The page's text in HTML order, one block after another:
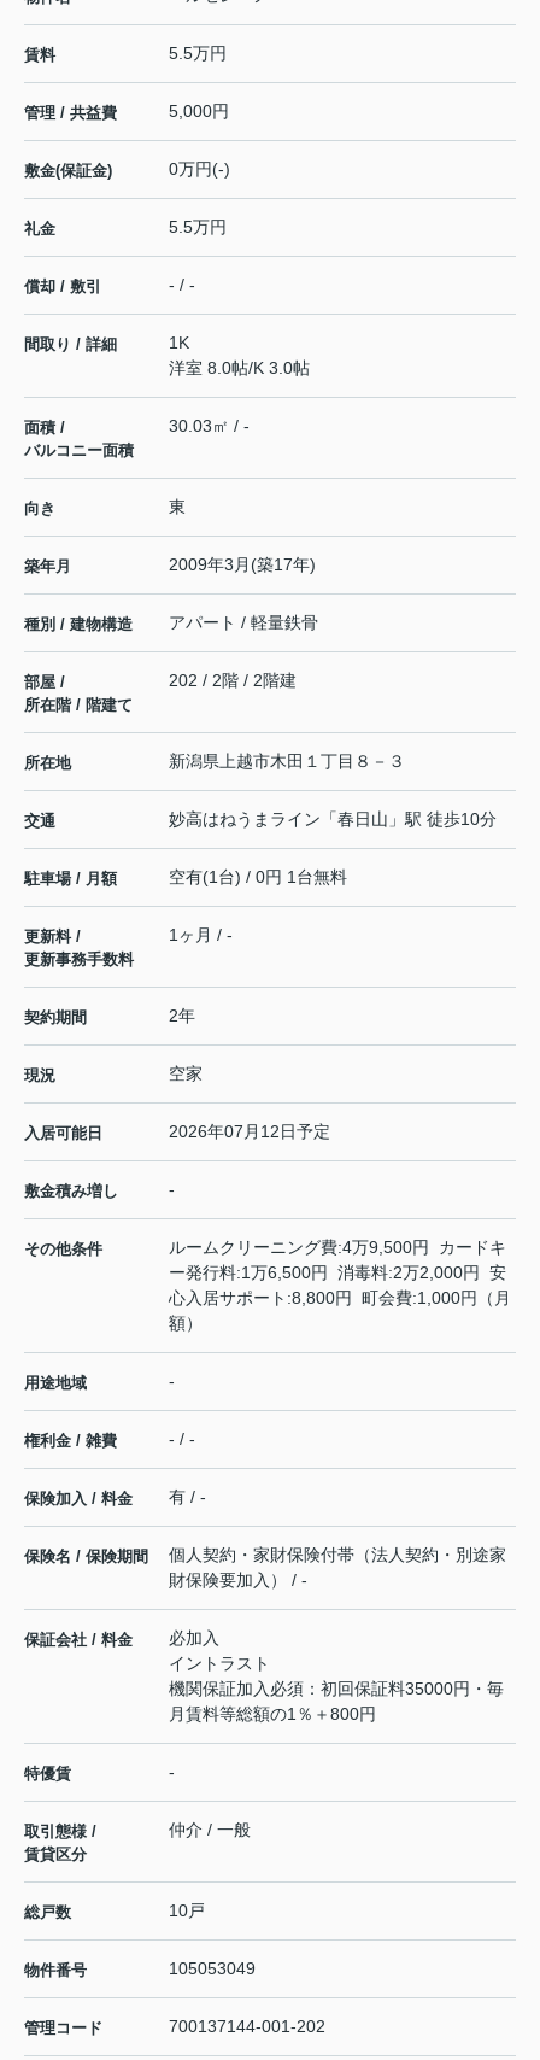
賃料 5.5万円
管理 / 共益費 5,000円
敷金(保証金) 0万円(-)
礼金 5.5万円
償却 / 敷引 - / -
間取り / 詳細
1K
洋室 8.0帖/K 3.0帖
面積 /
バルコニー面積
30.03㎡ / -
向き 東
築年月 2009年3月(築17年)
種別 / 建物構造 アパート / 軽量鉄骨
部屋 /
所在階 / 階建て
202 / 2階 / 2階建
所在地 新潟県 上越市木田 １丁目８－３
交通 妙高はねうまライン 「春日山 」駅 徒歩10分
駐車場 / 月額 空有(1台) / 0円 1台無料
更新料 /
更新事務手数料
1ヶ月 / -
契約期間 2年
現況 空家
入居可能日 2026年07月12日予定
敷金積み増し -
その他条件
ルームクリーニング費:4万9,500円 カードキ
ー発行料:1万6,500円 消毒料:2万2,000円 安
心入居サポート:8,800円 町会費:1,000円（月
額）
用途地域 -
権利金 / 雑費 - / -
保険加入 / 料金 有 / -
保険名 / 保険期間
個人契約・家財保険付帯（法人契約・別途家
財保険要加入） / -
保証会社 / 料金
必加入
イントラスト
機関保証加入必須：初回保証料35000円・毎
月賃料等総額の1％＋800円
特優賃 -
取引態様 /
賃貸区分
仲介 / 一般
総戸数 10戸
物件番号 105053049
管理コード 700137144-001-202